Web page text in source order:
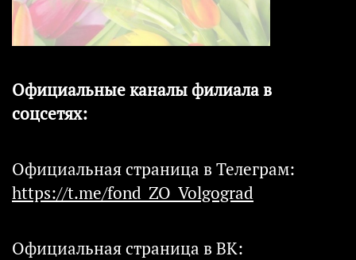
Официальные каналы филиала в
соцсетях:
Официальная страница в Телеграм:
https://t.me/fond_ZO_Volgograd
Официальная страница в ВК: